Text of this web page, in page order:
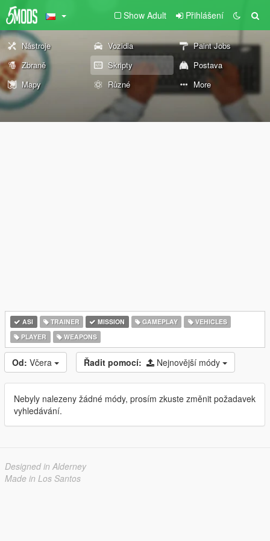
Show Adult Přihlášení
Nástroje Vozidla
Paint Jobs
Zbraně
Skripty
Postava
Mapy
Různé More
ASI TRAINER MISSION GAMEPLAY
VEHICLES
PLAYER
WEAPONS
Od: Včera Řadit pomocí: Nejnovější módy
Nebyly nalezeny žádné módy, prosím zkuste změnit požadavek
vyhledávání.
Designed in Alderney
Made in Los Santos